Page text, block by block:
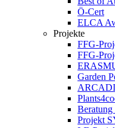
Ö-Cert
ELCA
Projekte
FFG-
FFG-
Garden
Beratung
Projekt